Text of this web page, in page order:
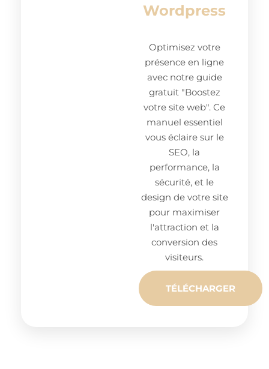
Wordpress
Optimisez votre
présence en ligne
avec notre guide
gratuit "Boostez
votre site web". Ce
manuel essentiel
vous éclaire sur le
SEO, la
performance, la
sécurité, et le
design de votre site
pour maximiser
l'attraction et la
conversion des
visiteurs.
TÉLÉCHARGER